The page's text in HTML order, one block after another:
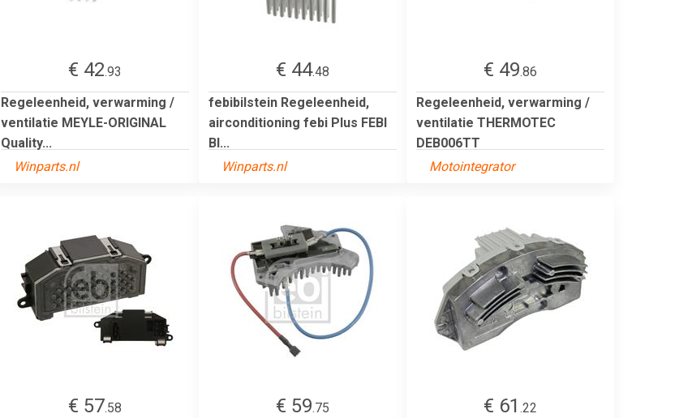
€ 42.93
Regeleenheid, verwarming /
ventilatie MEYLE-ORIGINAL
Quality...
Winparts.nl
€ 44.48
febibilstein Regeleenheid,
airconditioning febi Plus FEBI
BI...
Winparts.nl
€ 49.86
Regeleenheid, verwarming /
ventilatie THERMOTEC
DEB006TT
Motointegrator
€ 57.58
€ 59.75
€ 61 .22